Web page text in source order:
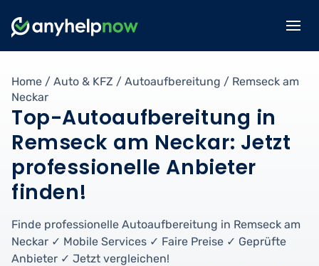
Home / Auto & KFZ / Autoaufbereitung / Remseck am
Neckar
Top-Autoaufbereitung in
Remseck am Neckar: Jetzt
professionelle Anbieter
finden!
Finde professionelle Autoaufbereitung in Remseck am
Neckar ✓ Mobile Services ✓ Faire Preise ✓ Geprüfte
Anbieter ✓ Jetzt vergleichen!